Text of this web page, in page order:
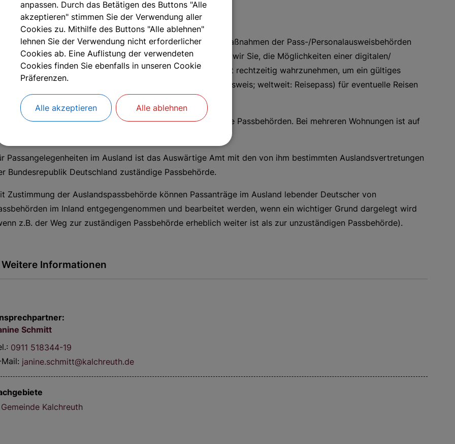
der Corona-Pandemie bedingten Infektionsschutzmaßnahmen der Pass-/Personalausweisbehörden
der sich daraus ggf. ergebenden Einschränkungen bitten wir Sie, die Möglichkeiten einer digitalen/
Terminreservierung beim zuständigen Bürgeramt rechtzeitig wahrzunehmen, um ein gültiges
(innerhalb des Schengenraums: Personalausweis; weltweit: Reisepass) für eventuelle Reisen
Verfügung zu haben.
Freistaat Bayern sind die (Wohnsitz-)Gemeinden zuständige Passbehörden. Bei mehreren Wohnungen ist auf
Hauptwohnung abzustellen.
Passangelegenheiten im Ausland ist das Auswärtige Amt mit den von ihm bestimmten Auslandsvertretungen
Bundesrepublik Deutschland zuständige Passbehörde.
Zustimmung der Auslandspassbehörde können Passanträge im Ausland lebender Deutscher von
im Inland entgegengenommen und bearbeitet werden, wenn ein wichtiger Grund dargelegt wird
z.B. der Weg zur zuständigen Passbehörde erheblich weiter ist als zur unzuständigen Passbehörde).
Weitere Informationen
Schmitt
0911 518344-19
janine.schmitt@kalchreuth.de
Gemeinde Kalchreuth
anpassen. Durch das Betätigen des Buttons "Alle
akzeptieren" stimmen Sie der Verwendung aller
Cookies zu. Mithilfe des Buttons "Alle ablehnen"
lehnen Sie der Verwendung nicht erforderlicher
Cookies ab. Eine Auflistung der verwendeten
Cookies finden Sie ebenfalls in unseren Cookie
Präferenzen.
Alle akzeptieren Alle ablehnen